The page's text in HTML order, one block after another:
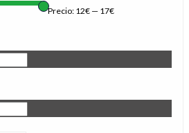
Precio: 12€ — 17€